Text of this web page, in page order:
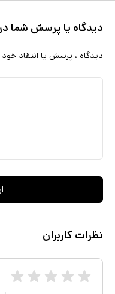
دیدگاه یا پرسش شما
دیدگاه ، پرسش یا انتقاد خود
نظرات کاربران